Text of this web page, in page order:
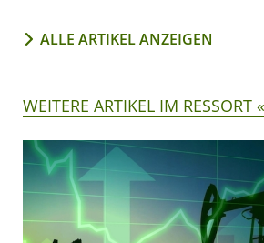
ALLE ARTIKEL ANZEIGEN
WEITERE ARTIKEL IM RESSORT